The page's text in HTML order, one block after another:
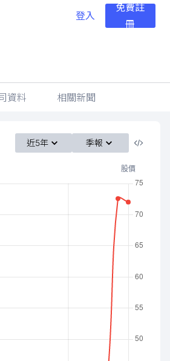
登入
免費註
冊
資料 相關新聞
近5年 季報